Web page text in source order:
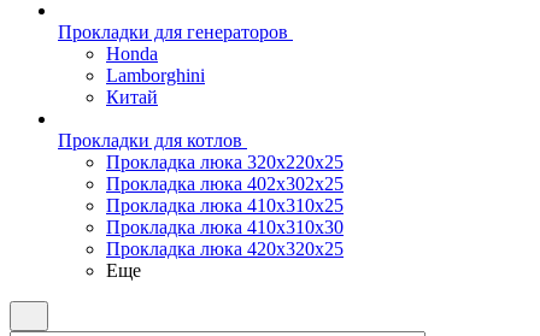
Прокладки для генераторов
Honda
Lamborghini
Китай
Прокладки для котлов
Прокладка люка 320x220x25
Прокладка люка 402x302x25
Прокладка люка 410x310x25
Прокладка люка 410х310х30
Прокладка люка 420x320x25
Еще